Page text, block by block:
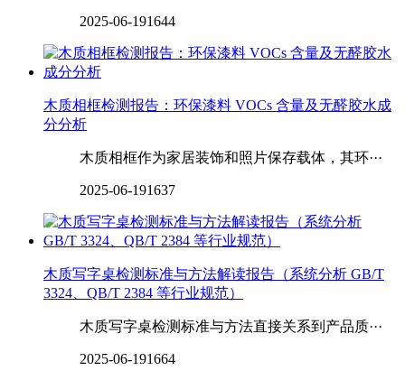
2025-06-191644
木质相框检测报告：环保漆料 VOCs 含量及无醛胶水成
分分析
木质相框作为家居装饰和照片保存载体，其环···
2025-06-191637
木质写字桌检测标准与方法解读报告（系统分析 GB/T
3324、QB/T 2384 等行业规范）
木质写字桌检测标准与方法直接关系到产品质···
2025-06-191664